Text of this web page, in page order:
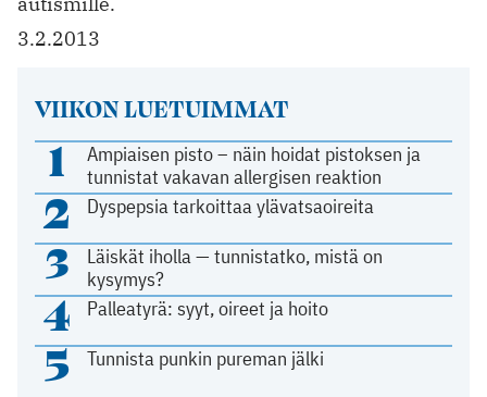
3.2.2013
VIIKON LUETUIMMAT
1
Ampiaisen pisto – näin hoidat pistoksen ja
tunnistat vakavan allergisen reaktion
2 Dyspepsia tarkoittaa ylävatsaoireita
3
Läiskät iholla — tunnistatko, mistä on
kysymys?
4 Palleatyrä: syyt, oireet ja hoito
5 Tunnista punkin pureman jälki